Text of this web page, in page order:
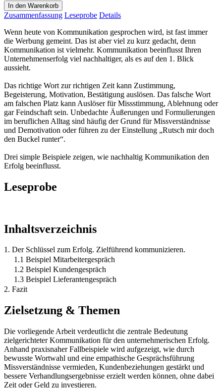
In den Warenkorb
Zusammenfassung Leseprobe Details
Wenn heute von Kommunikation gesprochen wird, ist fast immer
die Werbung gemeint. Das ist aber viel zu kurz gedacht, denn
Kommunikation ist vielmehr. Kommunikation beeinflusst Ihren
Unternehmenserfolg viel nachhaltiger, als es auf den 1. Blick
aussieht.
Das richtige Wort zur richtigen Zeit kann Zustimmung,
Begeisterung, Motivation, Bestätigung auslösen. Das falsche Wort
am falschen Platz kann Auslöser für Missstimmung, Ablehnung oder
gar Feindschaft sein. Unbedachte Äußerungen und Formulierungen
im beruflichen Alltag sind häufig der Grund für Missverständnisse
und Demotivation oder führen zu der Einstellung „Rutsch mir doch
den Buckel runter“.
Drei simple Beispiele zeigen, wie nachhaltig Kommunikation den
Erfolg beeinflusst.
Leseprobe
Inhaltsverzeichnis
1. Der Schlüssel zum Erfolg. Zielführend kommunizieren.
1.1 Beispiel Mitarbeitergespräch
1.2 Beispiel Kundengespräch
1.3 Beispiel Lieferantengespräch
2. Fazit
Zielsetzung & Themen
Die vorliegende Arbeit verdeutlicht die zentrale Bedeutung
zielgerichteter Kommunikation für den unternehmerischen Erfolg.
Anhand praxisnaher Fallbeispiele wird aufgezeigt, wie durch
bewusste Wortwahl und eine empathische Gesprächsführung
Missverständnisse vermieden, Kundenbeziehungen gestärkt und
bessere Verhandlungsergebnisse erzielt werden können, ohne dabei
Zeit oder Geld zu investieren.